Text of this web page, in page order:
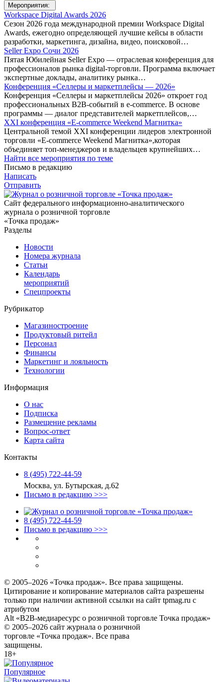
Мероприятия:
Workspace Digital Awards 2026
Сезон 2026 года международной премии Workspace Digital
Awards, ежегодно определяющей лучшие кейсы в области
разработки, маркетинга, дизайна, видео, поисковой…
Seller Expo Сочи 2026
Пятая Юбилейная Seller Expo — отраслевая конференция для
профессионалов рынка digital-торговли. Программа включает
экспертные доклады, аналитику рынка…
Конференция «Селлеры и маркетплейсы — 2026»
Конференция «Селлеры и маркетплейсы 2026» откроет год
профессиональных B2B-событий в e-commerce. В основе
программы — диалог представителей маркетплейсов,…
XXI конференция «E-commerce Weekend Магнитка»
Центральной темой XXI конференции лидеров электронной
торговли «E-commerce Weekend Магнитка»,которая
объединяет топ-менеджеров и владельцев крупнейших…
Найти все мероприятия по теме
Письмо в редакцию
Написать
Отправить
Сайт федерального информационно-аналитического
журнала о розничной торговле
«Точка продаж»
Разделы
Новости
Номера журнала
Статьи
Календарь
мероприятий
Спецпроекты
Рубрикатор
Магазиностроение
Продуктовый ритейл
Персонал
Финансы
Маркетинг и лояльность
Технологии
Информация
О нас
Подписка
Размещение рекламы
Вопрос-ответ
Карта сайта
Контакты
8 (495) 722‑44‑59
Москва, ул. Бутырская, д.62
Письмо в редакцию >>>
8 (495) 722‑44‑59
Письмо в редакцию >>>
© 2005–2026 «Точка продаж». Все права защищены.
Цитирование и копирование материалов сайта разрешены
только при наличии активной ссылки на сайт tpmag.ru с
атрибутом
Alt «B2B-медиаресурс о розничной торговле Точка продаж»
© 2005–2026 сайт журнала о розничной
торговле «Точка продаж». Все права
защищены.
18+
Популярное